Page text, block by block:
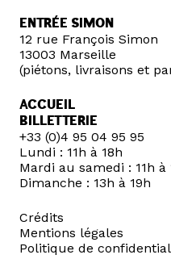
ENTRÉE SIMON
12 rue François Simon
13003 Marseille
(piétons, livraisons et
ACCUEIL
BILLETTERIE
+33 (0)4 95 04 95 95
Lundi : 11h à 18h
Mardi au samedi : 11h à
Dimanche : 13h à 19h
Crédits
Mentions légales
Politique de